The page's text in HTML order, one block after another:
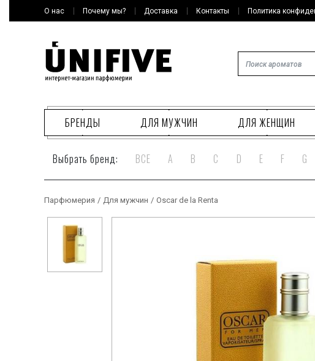
О нас Почему мы? Доставка Контакты Политика
БРЕНДЫ ДЛЯ МУЖЧИН ДЛЯ ЖЕНЩИН
Выбрать бренд: ВСЕ A B C D E F G
Парфюмерия / Для мужчин / Oscar de la Renta